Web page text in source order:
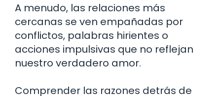
A menudo, las relaciones más
cercanas se ven empañadas por
conflictos, palabras hirientes o
acciones impulsivas que no reflejan
nuestro verdadero amor.
Comprender las razones detrás de